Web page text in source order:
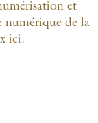
et
numérique de la
ici.